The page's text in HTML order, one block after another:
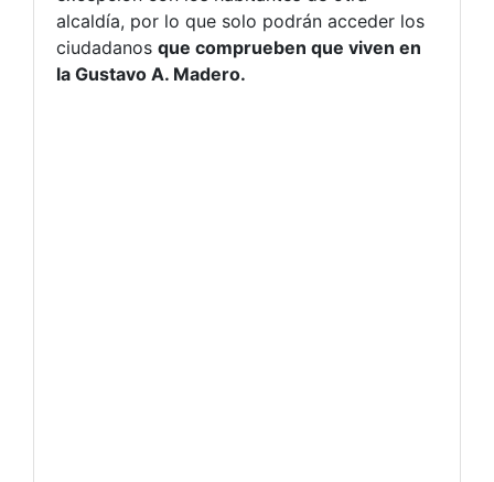
alcaldía, por lo que solo podrán acceder los
ciudadanos que comprueben que viven en
la Gustavo A. Madero.